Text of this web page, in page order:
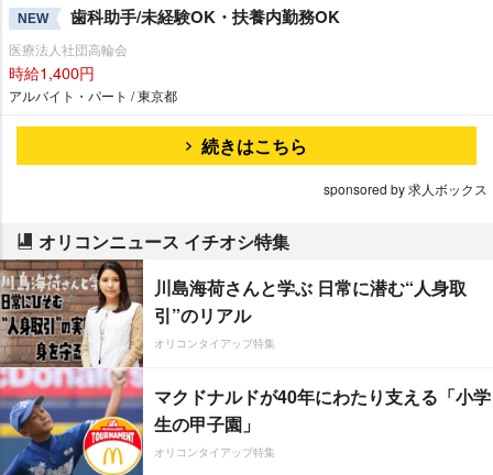
NEW 歯科助手/未経験OK・扶養内勤務OK
医療法人社団高輪会
時給1,400円
アルバイト・パート / 東京都
続きはこちら
sponsored by 求人ボックス
オリコンニュース イチオシ特集
川島海荷さんと学ぶ 日常に潜む“人身取
引”のリアル
オリコンタイアップ特集
マクドナルドが40年にわたり支える「小学
生の甲子園」
オリコンタイアップ特集